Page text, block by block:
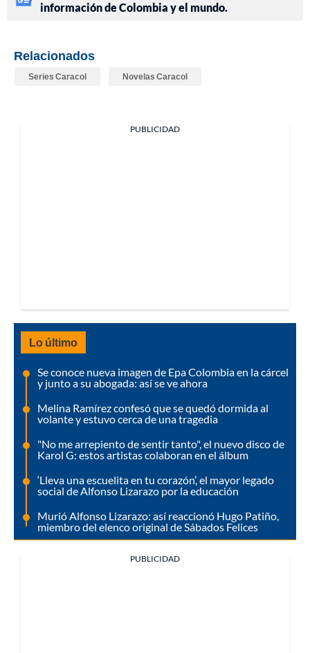
información de Colombia y el mundo.
Relacionados
Series Caracol Novelas Caracol
PUBLICIDAD
Lo último
Se conoce nueva imagen de Epa Colombia en la cárcel
y junto a su abogada: así se ve ahora
Melina Ramírez confesó que se quedó dormida al
volante y estuvo cerca de una tragedia
"No me arrepiento de sentir tanto", el nuevo disco de
Karol G: estos artistas colaboran en el álbum
‘Lleva una escuelita en tu corazón’, el mayor legado
social de Alfonso Lizarazo por la educación
Murió Alfonso Lizarazo: así reaccionó Hugo Patiño,
miembro del elenco original de Sábados Felices
PUBLICIDAD